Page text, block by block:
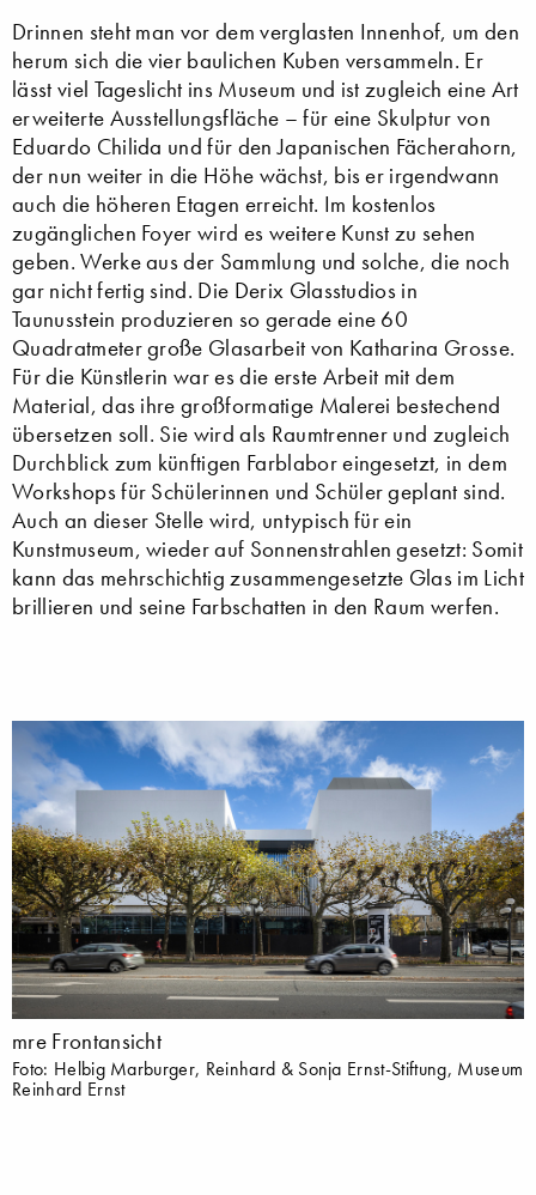
Drinnen steht man vor dem verglasten Innenhof, um den
herum sich die vier baulichen Kuben versammeln. Er
lässt viel Tageslicht ins Museum und ist zugleich eine Art
erweiterte Ausstellungsfläche – für eine Skulptur von
Eduardo Chilida und für den Japanischen Fächerahorn,
der nun weiter in die Höhe wächst, bis er irgendwann
auch die höheren Etagen erreicht. Im kostenlos
zugänglichen Foyer wird es weitere Kunst zu sehen
geben. Werke aus der Sammlung und solche, die noch
gar nicht fertig sind. Die Derix Glasstudios in
Taunusstein produzieren so gerade eine 60
Quadratmeter große Glasarbeit von Katharina Grosse.
Für die Künstlerin war es die erste Arbeit mit dem
Material, das ihre großformatige Malerei bestechend
übersetzen soll. Sie wird als Raumtrenner und zugleich
Durchblick zum künftigen Farblabor eingesetzt, in dem
Workshops für Schülerinnen und Schüler geplant sind.
Auch an dieser Stelle wird, untypisch für ein
Kunstmuseum, wieder auf Sonnenstrahlen gesetzt: Somit
kann das mehrschichtig zusammengesetzte Glas im Licht
brillieren und seine Farbschatten in den Raum werfen.
mre Frontansicht
Foto: Helbig Marburger, Reinhard & Sonja Ernst-Stiftung, Museum
Reinhard Ernst